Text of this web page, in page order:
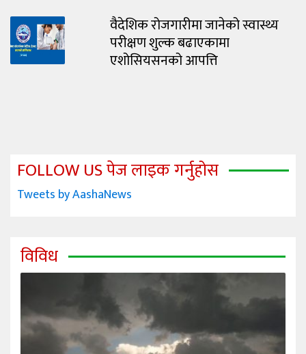
वैदेशिक रोजगारीमा जानेको स्वास्थ्य
परीक्षण शुल्क बढाएकामा
एशोसियसनको आपत्ति
FOLLOW US पेज लाइक गर्नुहोस
Tweets by AashaNews
विविध